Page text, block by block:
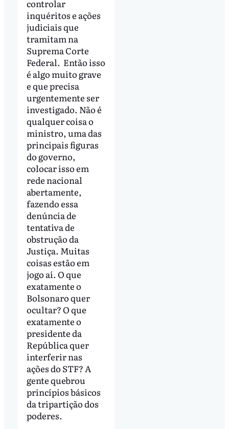
controlar
inquéritos e ações
judiciais que
tramitam na
Suprema Corte
Federal. Então isso
é algo muito grave
e que precisa
urgentemente ser
investigado. Não é
qualquer coisa o
ministro, uma das
principais figuras
do governo,
colocar isso em
rede nacional
abertamente,
fazendo essa
denúncia de
tentativa de
obstrução da
Justiça. Muitas
coisas estão em
jogo aí. O que
exatamente o
Bolsonaro quer
ocultar? O que
exatamente o
presidente da
República quer
interferir nas
ações do STF? A
gente quebrou
princípios básicos
da tripartição dos
poderes.